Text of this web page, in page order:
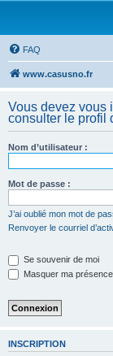
FAQ
www.casusno.fr
Vous devez vous
consulter le profil
Nom d’utilisateur :
Mot de passe :
J’ai oublié mon mot de
Renvoyer le courriel
Se souvenir de moi
Masquer ma
INSCRIPTION